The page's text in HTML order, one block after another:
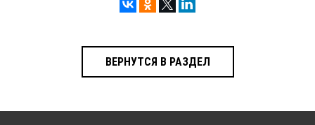
ВЕРНУТСЯ В РАЗДЕЛ